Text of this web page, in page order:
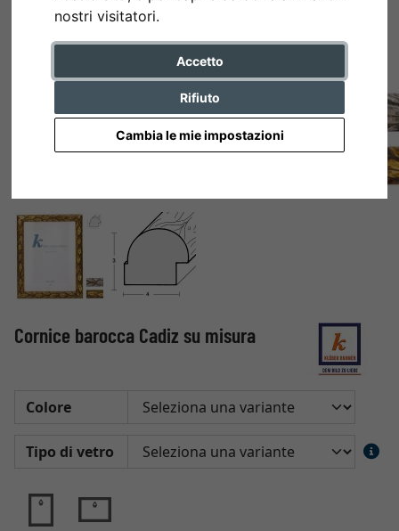
nostri visitatori.
Accetto
Rifiuto
Cambia le mie impostazioni
Indietro
Cornice barocca Cadiz su misura
Colore
Tipo di vetro